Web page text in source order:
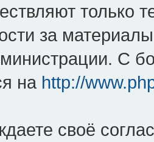
только
за
С
на http://
своё